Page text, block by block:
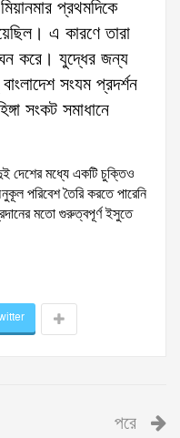
প্রথমদিকে
এ কারণে তারা
করে। যুদ্ধের জন্য
সংযম প্রদর্শন
সংকট সমাধানে
দেশের মধ্যে একটি চুক্তিও
পরিবেশ তৈরি করতে পারেনি
মতো গুরুত্বপূর্ণ ইসুতে
পরে